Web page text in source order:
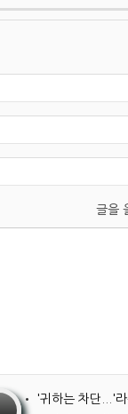
글을
• '귀하는 차단...'